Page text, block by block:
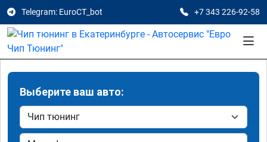
Telegram: EuroCT_bot +7 343 226-92-58
Выберите ваш авто: